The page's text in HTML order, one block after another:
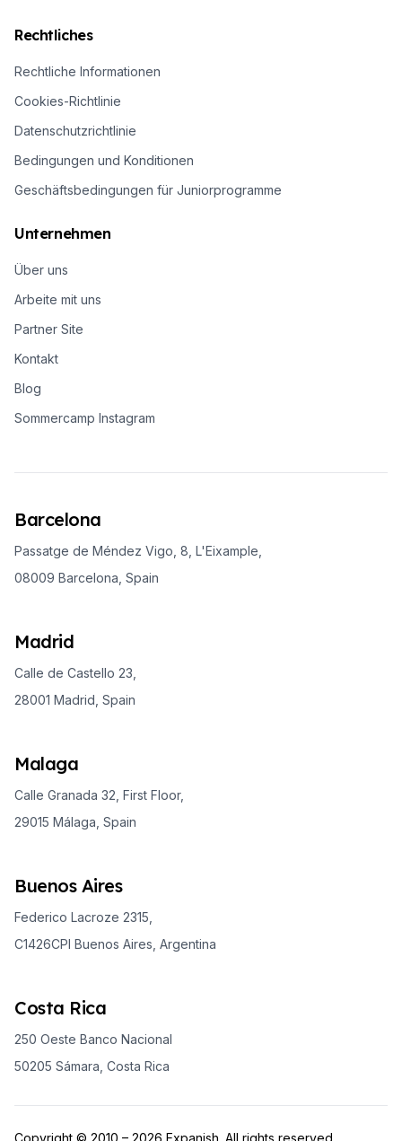
Rechtliches
Rechtliche Informationen
Cookies-Richtlinie
Datenschutzrichtlinie
Bedingungen und Konditionen
Geschäftsbedingungen für Juniorprogramme
Unternehmen
Über uns
Arbeite mit uns
Partner Site
Kontakt
Blog
Sommercamp Instagram
Barcelona
Passatge de Méndez Vigo, 8, L'Eixample,
08009 Barcelona, Spain
Madrid
Calle de Castello 23,
28001 Madrid, Spain
Malaga
Calle Granada 32, First Floor,
29015 Málaga, Spain
Buenos Aires
Federico Lacroze 2315,
C1426CPI Buenos Aires, Argentina
Costa Rica
250 Oeste Banco Nacional
50205 Sámara, Costa Rica
Copyright © 2010 – 2026 Expanish. All rights reserved